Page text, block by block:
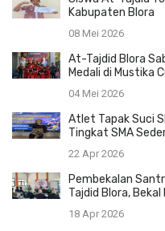
Kabupaten Blora
08 Mei 2026
At-Tajdid Blora
Medali di Mustika
04 Mei 2026
Atlet Tapak Suci
Tingkat SMA
22 Apr 2026
Pembekalan
Tajdid Blora,
18 Apr 2026